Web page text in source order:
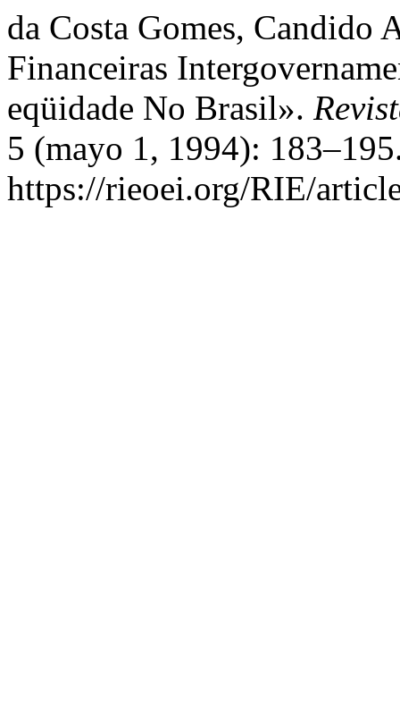
da Costa Gomes, Candido
Financeiras
eqüidade No Brasil».
5 (mayo 1, 1994):
https://rieoei.org/RIE/